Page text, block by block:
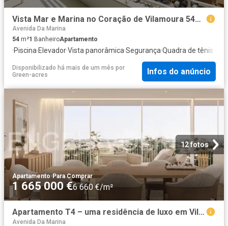
Vista Mar e Marina no Coração de Vilamoura 54m² Quarteira
Avenida Da Marina
54 m²1 BanheiroApartamento
·Piscina·Elevador·Vista panorâmica·Segurança·Quadra de tênis
Disponibilizado há mais de um mês por
Green-acres
Infos do anúncio
12 fotos
Apartamento·Para Comprar
1 665 000 €6 660 €/m²
Apartamento T4 – uma residência de luxo em Vilamoura 250m² Quarteira
Avenida Da Marina